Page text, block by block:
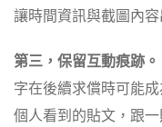
讓時間資訊與截圖內
第三，保留互動痕跡。
字在後續求償時可能
個人看到的貼文，跟